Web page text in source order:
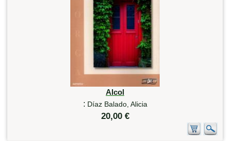
Alcol
: Díaz Balado, Alicia
20,00 €